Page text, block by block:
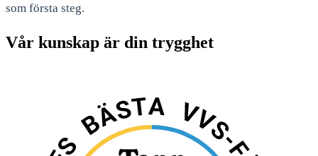
som första steg.
Vår kunskap är din trygghet